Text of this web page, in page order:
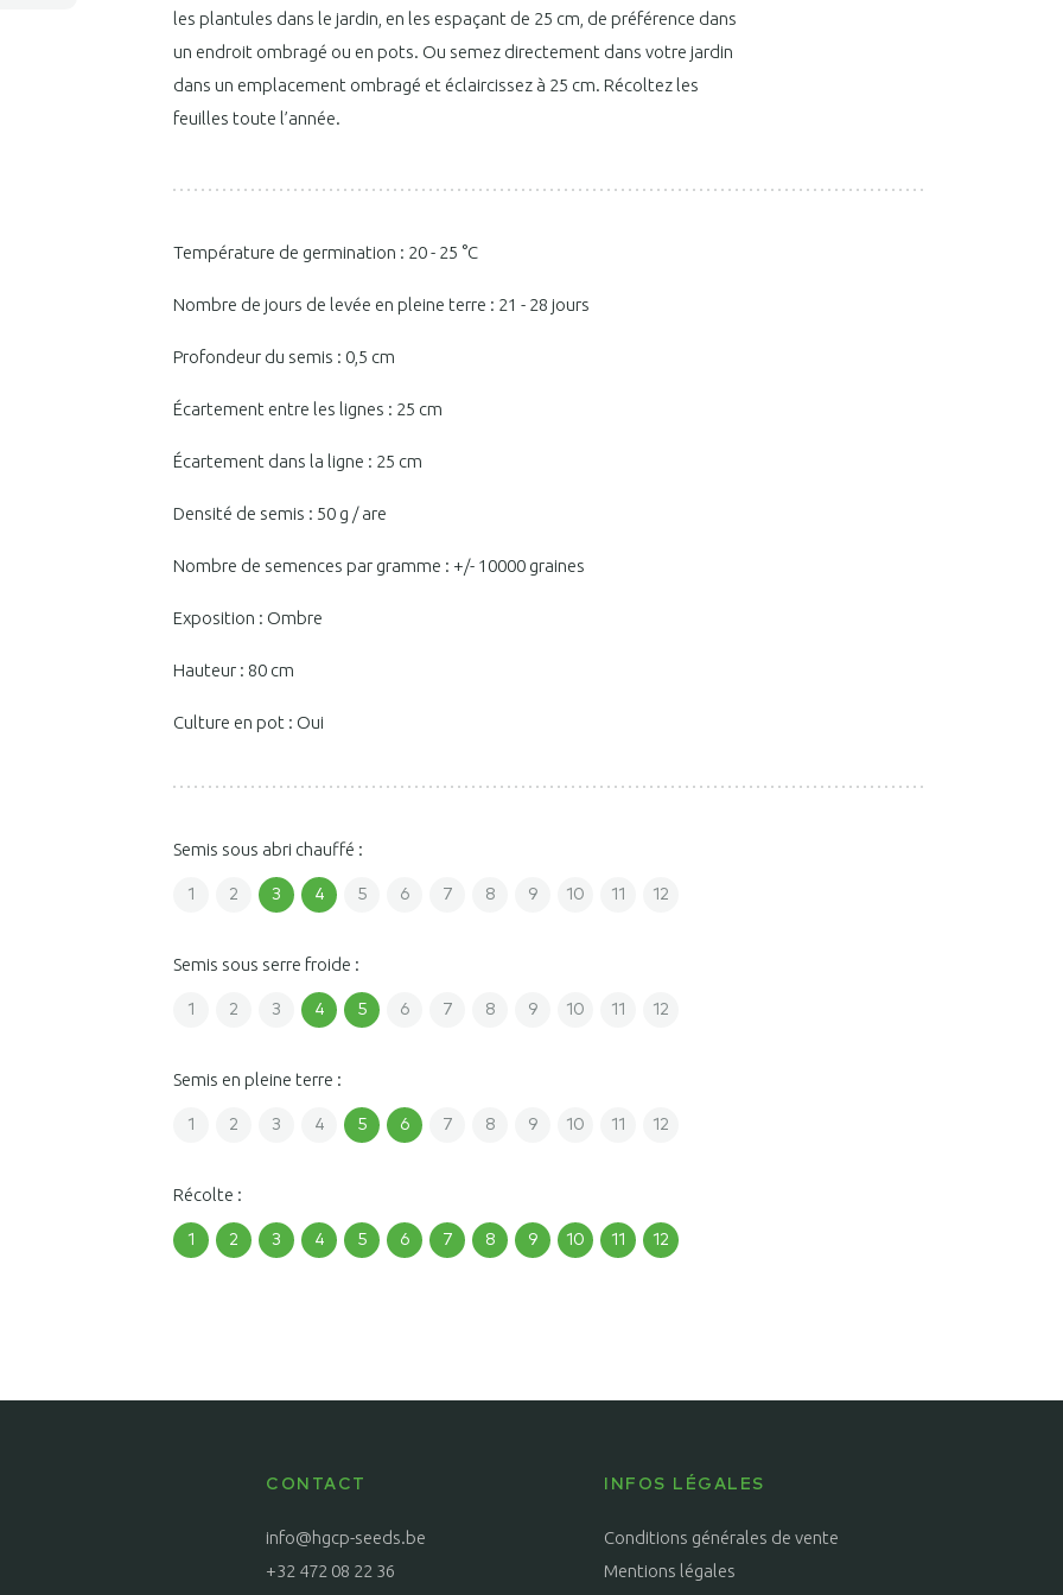
les plantules dans le jardin, en les espaçant de 25 cm, de préférence dans
un endroit ombragé ou en pots. Ou semez directement dans votre jardin
dans un emplacement ombragé et éclaircissez à 25 cm. Récoltez les
feuilles toute l’année.
Température de germination : 20 - 25 °C
Nombre de jours de levée en pleine terre : 21 - 28 jours
Profondeur du semis : 0,5 cm
Écartement entre les lignes : 25 cm
Écartement dans la ligne : 25 cm
Densité de semis : 50 g / are
Nombre de semences par gramme : +/- 10000 graines
Exposition : Ombre
Hauteur : 80 cm
Culture en pot : Oui
Semis sous abri chauffé :
1 2 3 4 5 6 7 8 9 10 11 12
Semis sous serre froide :
1 2 3 4 5 6 7 8 9 10 11 12
Semis en pleine terre :
1 2 3 4 5 6 7 8 9 10 11 12
Récolte :
1 2 3 4 5 6 7 8 9 10 11 12
CONTACT
info@hgcp-seeds.be
+32 472 08 22 36
INFOS LÉGALES
Conditions générales de vente
Mentions légales